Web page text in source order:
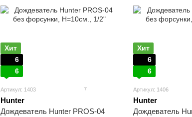
Хит
6
6
Артикул: 1403 7
Hunter
Дождеватель Hunter PROS-04
Хит
6
6
Артикул: 1406
Hunter
Дождеватель